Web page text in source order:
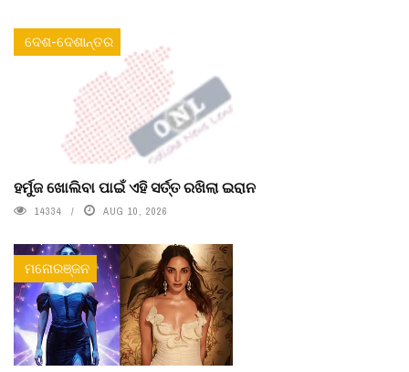
ଦେଶ-ଦେଶାନ୍ତର
ହର୍ମୁଜ ଖୋଲିବା ପାଇଁ ଏହି ସର୍ତ୍ତ ରଖିଲା ଇରାନ
14334 AUG 10, 2026
ମନୋରଞ୍ଜନ